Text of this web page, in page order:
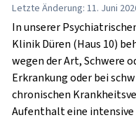
Letzte Änderung: 11. Juni
In unserer
Klinik Düren (Haus 10)
wegen der Art, Schwere
Erkrankung oder bei
chronischen
Aufenthalt eine